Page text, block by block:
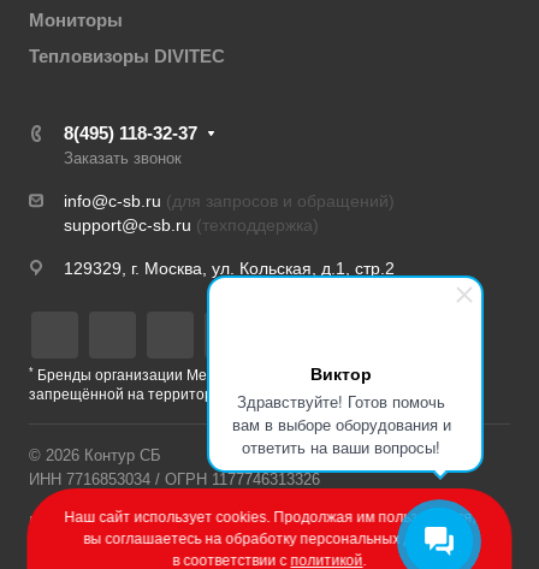
Виктор
Здравствуйте! Готов помочь
вам в выборе оборудования и
ответить на ваши вопросы!
Мониторы
Тепловизоры DIVITEC
8(495) 118-32-37
Заказать звонок
info@c-sb.ru (для запросов и обращений)
support@c-sb.ru (техподдержка)
129329, г. Москва, ул. Кольская, д.1, стр.2
* Бренды организации Meta, признанной экстремистской и
запрещённой на территории РФ
© 2026 Контур СБ
ИНН 7716853034 / ОГРН 1177746313326
Политика конфиденциальности
Разработка сайта – Веб-Центр
Наш сайт использует cookies. Продолжая им пользоваться,
вы соглашаетесь на обработку персональных данных
в соответствии с политикой.